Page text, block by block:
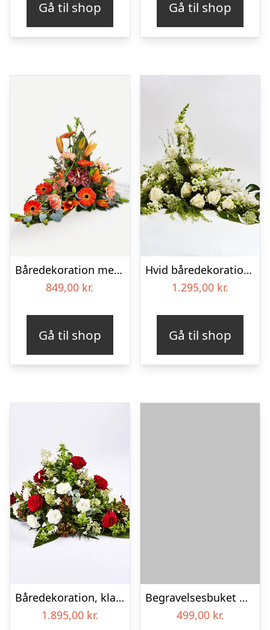
Gå til shop Gå til shop
Båredekoration med bånd
849,00 kr.
Gå til shop
Hvid båredekoration – Blomster til begravelse
1.295,00 kr.
Gå til shop
Båredekoration, klassisk – Blomster til begravelse
1.895,00 kr.
Begravelses­buket med iris
499,00 kr.